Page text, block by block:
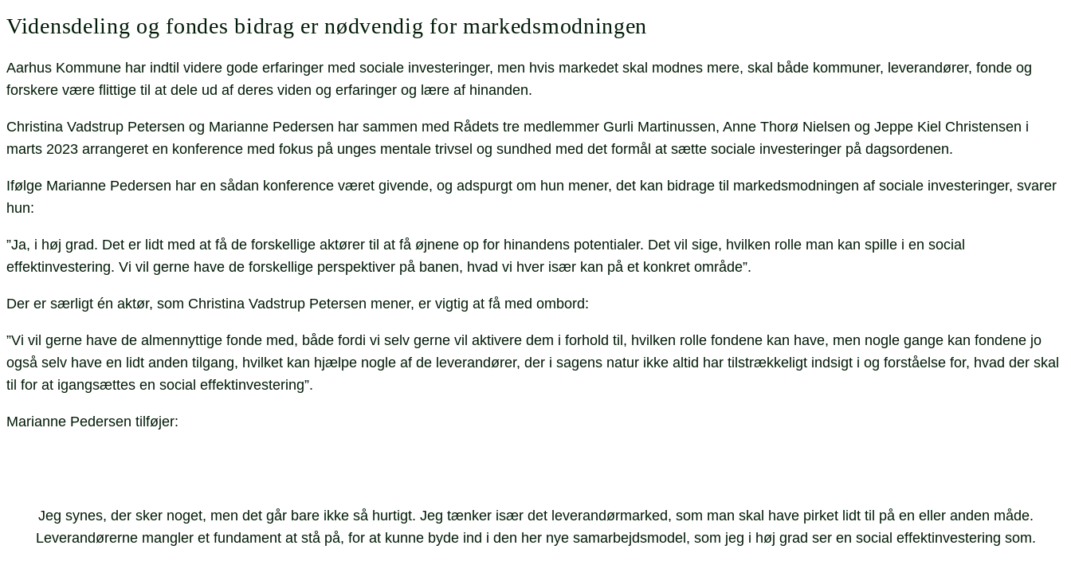
Vidensdeling og fondes bidrag er nødvendig for markedsmodningen
Aarhus Kommune har indtil videre gode erfaringer med sociale investeringer, men hvis markedet skal modnes mere, skal både kommuner, leverandører, fonde og
forskere være flittige til at dele ud af deres viden og erfaringer og lære af hinanden.
Christina Vadstrup Petersen og Marianne Pedersen har sammen med Rådets tre medlemmer Gurli Martinussen, Anne Thorø Nielsen og Jeppe Kiel Christensen i
marts 2023 arrangeret en konference med fokus på unges mentale trivsel og sundhed med det formål at sætte sociale investeringer på dagsordenen.
Ifølge Marianne Pedersen har en sådan konference været givende, og adspurgt om hun mener, det kan bidrage til markedsmodningen af sociale investeringer, svarer
hun:
”Ja, i høj grad. Det er lidt med at få de forskellige aktører til at få øjnene op for hinandens potentialer. Det vil sige, hvilken rolle man kan spille i en social
effektinvestering. Vi vil gerne have de forskellige perspektiver på banen, hvad vi hver især kan på et konkret område”.
Der er særligt én aktør, som Christina Vadstrup Petersen mener, er vigtig at få med ombord:
”Vi vil gerne have de almennyttige fonde med, både fordi vi selv gerne vil aktivere dem i forhold til, hvilken rolle fondene kan have, men nogle gange kan fondene jo
også selv have en lidt anden tilgang, hvilket kan hjælpe nogle af de leverandører, der i sagens natur ikke altid har tilstrækkeligt indsigt i og forståelse for, hvad der skal
til for at igangsættes en social effektinvestering”.
Marianne Pedersen tilføjer:
Jeg synes, der sker noget, men det går bare ikke så hurtigt. Jeg tænker især det leverandørmarked, som man skal have pirket lidt til på en eller anden måde.
Leverandørerne mangler et fundament at stå på, for at kunne byde ind i den her nye samarbejdsmodel, som jeg i høj grad ser en social effektinvestering som.